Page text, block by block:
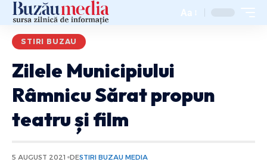
Aa
STIRI BUZAU
Zilele Municipiului
Râmnicu Sărat propun
teatru și film
5 AUGUST 2021 DESTIRI BUZAU MEDIA